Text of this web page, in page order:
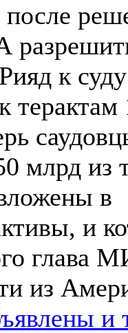
после
к
терактам
млрд из
в
и
глава
из
и